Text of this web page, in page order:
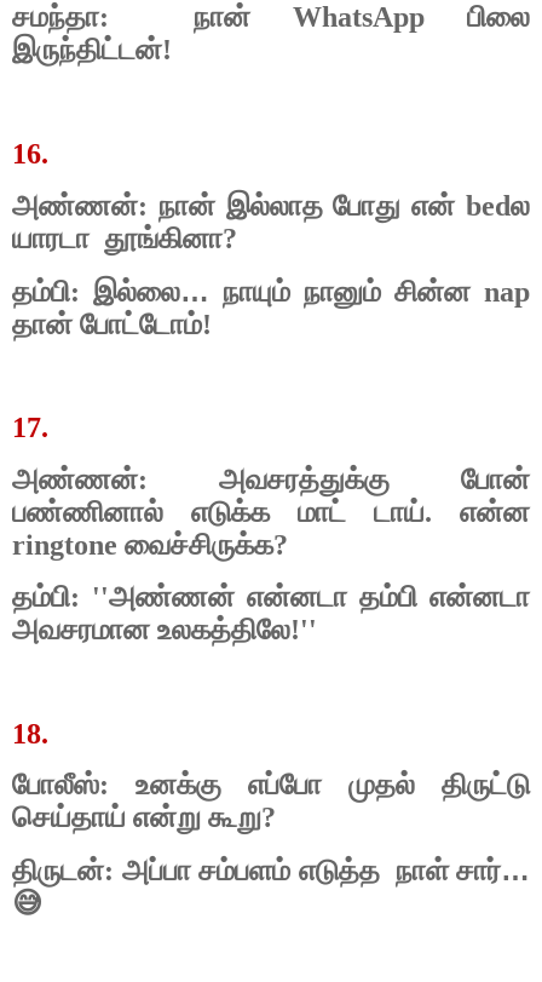
சமந்தா:
நான் WhatsApp பிலை
இருந்திட்டன்!
16.
அண்ணன்: நான் இல்லாத போது என் bedல
யாரடா தூங்கினா?
தம்பி: இல்லை… நாயும் நானும் சின்ன nap
தான் போட்டோம்!
17.
அண்ணன்: அவசரத்துக்கு போன்
பண்ணினால் எடுக்க மாட் டாய். என்ன
ringtone வைச்சிருக்க?
தம்பி: ''அண்ணன் என்னடா தம்பி என்னடா
அவசரமான உலகத்திலே!''
18.
போலீஸ்: உனக்கு எப்போ முதல் திருட்டு
செய்தாய் என்று கூறு?
திருடன்: அப்பா சம்பளம் எடுத்த நாள் சார்…
😅